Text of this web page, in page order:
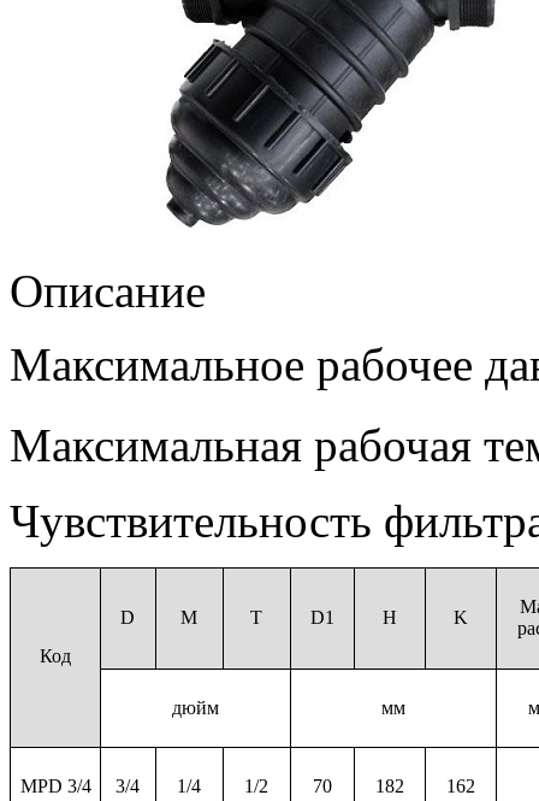
Описание
Максимальное рабочее
Максимальная рабочая
Чувствительность
Код
D M T D1 H K
дюйм мм
MPD 3/4 3/4 1/4 1/2 70 182 162